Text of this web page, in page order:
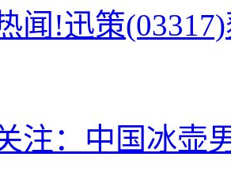
闻!迅策
注：中国冰壶